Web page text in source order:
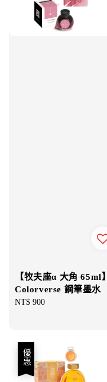
【牧夫座α 大角 65ml】
Colorverse 鋼筆墨水
Regular
NT$ 900
優惠